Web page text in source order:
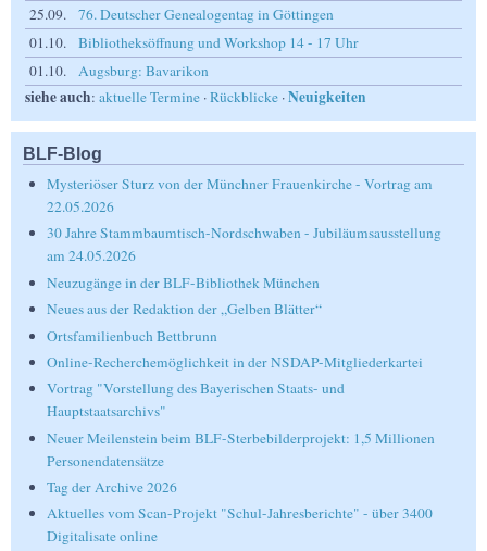
25.09.
76. Deutscher Genealogentag in Göttingen
01.10.
Bibliotheksöffnung und Workshop 14 - 17 Uhr
01.10.
Augsburg: Bavarikon
siehe auch: aktuelle Termine ·Rückblicke ·Neuigkeiten
BLF-Blog
Mysteriöser Sturz von der Münchner Frauenkirche - Vortrag am
22.05.2026
30 Jahre Stammbaumtisch-Nordschwaben - Jubiläumsausstellung
am 24.05.2026
Neuzugänge in der BLF-Bibliothek München
Neues aus der Redaktion der „Gelben Blätter“
Ortsfamilienbuch Bettbrunn
Online-Recherchemöglichkeit in der NSDAP-Mitgliederkartei
Vortrag "Vorstellung des Bayerischen Staats- und
Hauptstaatsarchivs"
Neuer Meilenstein beim BLF-Sterbebilderprojekt: 1,5 Millionen
Personendatensätze
Tag der Archive 2026
Aktuelles vom Scan-Projekt "Schul-Jahresberichte" - über 3400
Digitalisate online